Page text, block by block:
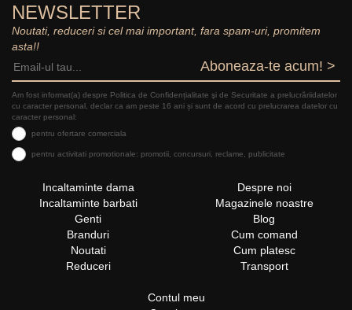
NEWSLETTER
Noutati, reduceri si cel mai important, fara spam-uri, promitem
asta!!
Aboneaza-te acum! >
Am fost informat(a) despre Politica de Confidențialitate şi de Securitate a prelucrăriidatelor
cu caracter personal, declar ca am peste 16 ani și sunt de acord cu prelucrarea datelor cu
caracter personal:
pentru ofertare comerciala
pentru activitati promotionale: promotii, concursuri, reclame, publicitate
Incaltaminte dama
Incaltaminte barbati
Genti
Branduri
Noutati
Reduceri
Despre noi
Magazinele noastre
Blog
Cum comand
Cum platesc
Transport
Contul meu